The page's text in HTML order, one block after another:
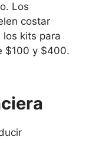
Los
costar
kits para
$100 y $400.